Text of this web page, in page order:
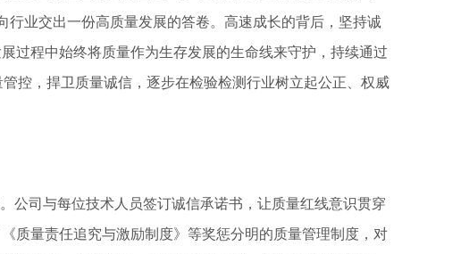
业交出一份高质量发展的答卷。高速成长的背后，坚持诚
过程中始终将质量作为生存发展的生命线来守护，持续通过
控，捍卫质量诚信，逐步在检验检测行业树立起公正、权威
司与每位技术人员签订诚信承诺书，让质量红线意识贯穿
质量责任追究与激励制度》等奖惩分明的质量管理制度，对